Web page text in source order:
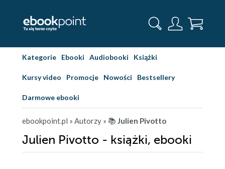
Kategorie Ebooki Audiobooki Książki
Kursy video Promocje Nowości Bestsellery
Darmowe ebooki
ebookpoint.pl » Autorzy » 📚Julien Pivotto
Julien Pivotto - książki, ebooki